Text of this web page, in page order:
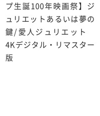
プ生誕100年映画祭】ジ
ュリエットあるいは夢の
鍵/愛人ジュリエット
4Kデジタル・リマスター
版